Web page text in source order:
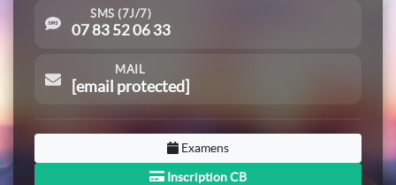
SMS (7J/7)
07 83 52 06 33
MAIL
[email protected]
Examens
Inscription CB